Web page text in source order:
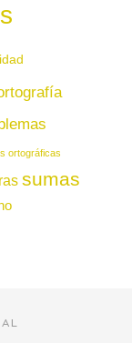
ortográficas
sumas